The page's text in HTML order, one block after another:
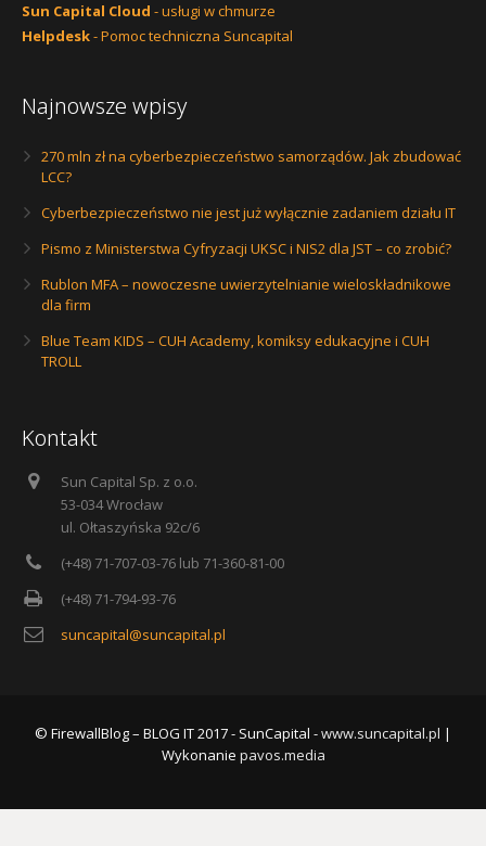
Sun Capital Cloud - usługi w chmurze
Helpdesk- Pomoc techniczna Suncapital
Najnowsze wpisy
270 mln zł na cyberbezpieczeństwo samorządów. Jak zbudować
LCC?
Cyberbezpieczeństwo nie jest już wyłącznie zadaniem działu IT
Pismo z Ministerstwa Cyfryzacji UKSC i NIS2 dla JST – co zrobić?
Rublon MFA – nowoczesne uwierzytelnianie wieloskładnikowe
dla firm
Blue Team KIDS – CUH Academy, komiksy edukacyjne i CUH
TROLL
Kontakt
Sun Capital Sp. z o.o.
53-034 Wrocław
ul. Ołtaszyńska 92c/6
(+48) 71-707-03-76 lub 71-360-81-00
(+48) 71-794-93-76
suncapital@suncapital.pl
© FirewallBlog – BLOG IT 2017 - SunCapital -www.suncapital.pl |
Wykonanie pavos.media